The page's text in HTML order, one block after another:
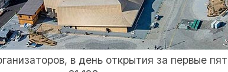
в день открытия за первые